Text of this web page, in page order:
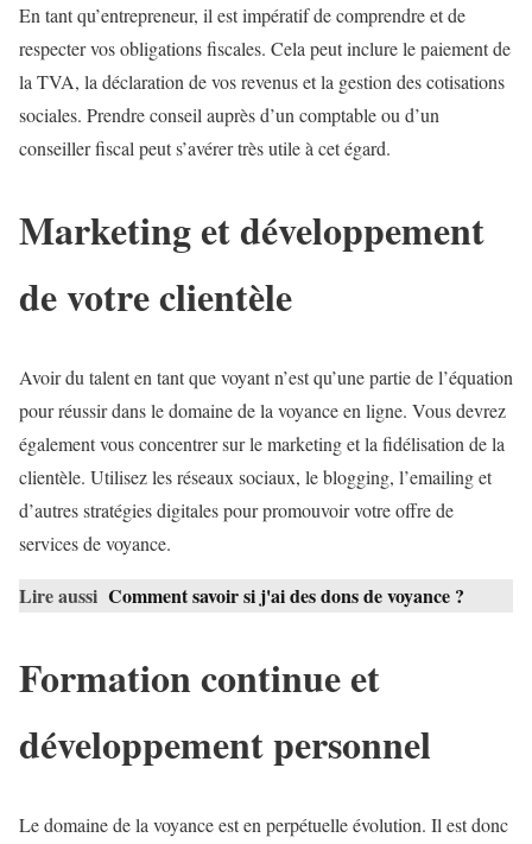
En tant qu’entrepreneur, il est impératif de comprendre et de
respecter vos obligations fiscales. Cela peut inclure le paiement de
la TVA, la déclaration de vos revenus et la gestion des cotisations
sociales. Prendre conseil auprès d’un comptable ou d’un
conseiller fiscal peut s’avérer très utile à cet égard.
Marketing et développement
de votre clientèle
Avoir du talent en tant que voyant n’est qu’une partie de l’équation
pour réussir dans le domaine de la voyance en ligne. Vous devrez
également vous concentrer sur le marketing et la fidélisation de la
clientèle. Utilisez les réseaux sociaux, le blogging, l’emailing et
d’autres stratégies digitales pour promouvoir votre offre de
services de voyance.
Lire aussi Comment savoir si j'ai des dons de voyance ?
Formation continue et
développement personnel
Le domaine de la voyance est en perpétuelle évolution. Il est donc